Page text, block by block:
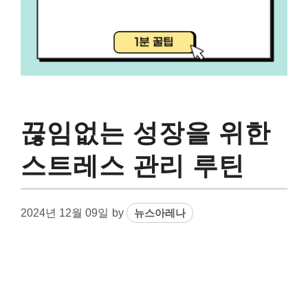
끊임없는 성장을 위한
스트레스 관리 루틴
2024년 12월 09일 by 뉴스아레나